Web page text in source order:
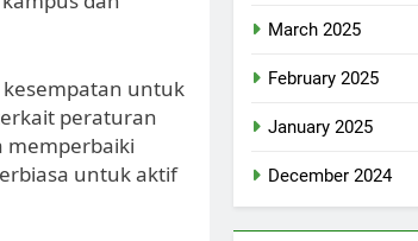
kesempatan untuk
peraturan
memperbaiki
untuk aktif
March 2025
February 2025
January 2025
December 2024